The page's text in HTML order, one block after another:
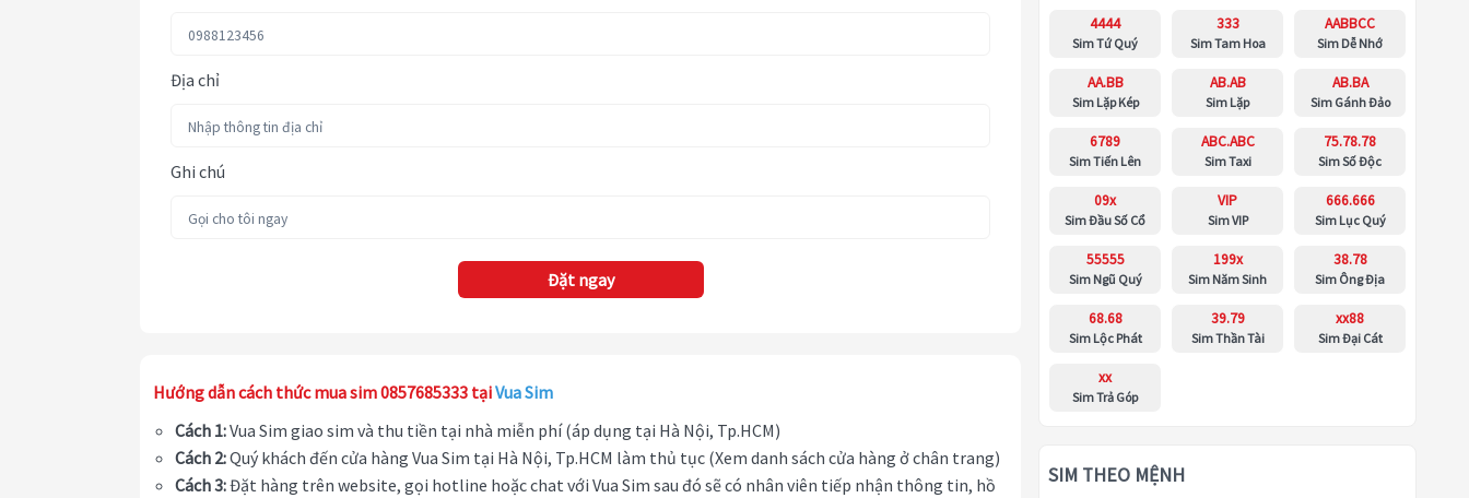
Địa chỉ
Ghi chú
Đặt ngay
Hướng dẫn cách thức mua sim 0857685333 tạiVua Sim
Cách 1:Vua Sim giao sim và thu tiền tại nhà miễn phí (áp dụng tại Hà Nội, Tp.HCM)
Cách 2:Quý khách đến cửa hàng Vua Sim tại Hà Nội, Tp.HCM làm thủ tục (Xem danh sách cửa hàng ở chân trang)
Cách 3:Đặt hàng trên website, gọi hotline hoặc chat với Vua Sim sau đó sẽ có nhân viên tiếp nhận thông tin, hồ
4444
Sim Tứ Quý
333
Sim Tam Hoa
AABBCC
Sim Dễ Nhớ
AA.BB
Sim Lặp Kép
AB.AB
Sim Lặp
AB.BA
Sim Gánh Đảo
6789
Sim Tiến Lên
ABC.ABC
Sim Taxi
75.78.78
Sim Số Độc
09x
Sim Đầu Số Cổ
VIP
Sim VIP
666.666
Sim Lục Quý
55555
Sim Ngũ Quý
199x
Sim Năm Sinh
38.78
Sim Ông Địa
68.68
Sim Lộc Phát
39.79
Sim Thần Tài
xx88
Sim Đại Cát
xx
Sim Trả Góp
SIM THEO MỆNH